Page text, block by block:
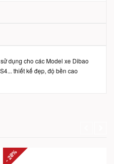
dụng cho các Model xe Dibao
thiết kế đẹp, độ bền cao
- 28%